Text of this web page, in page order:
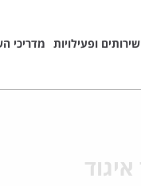
שירותים ופעילויות מדריכי